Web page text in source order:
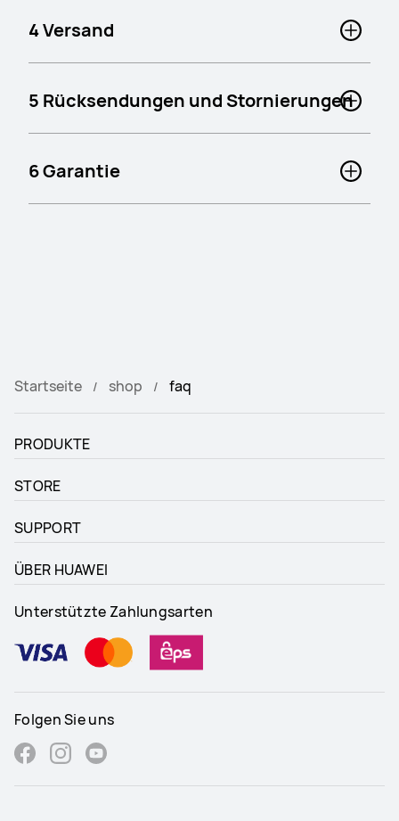
4 Versand
5 Rücksendungen und Stornierungen
6 Garantie
Startseite shop faq
PRODUKTE
STORE
SUPPORT
ÜBER HUAWEI
Unterstützte Zahlungsarten
Folgen Sie uns